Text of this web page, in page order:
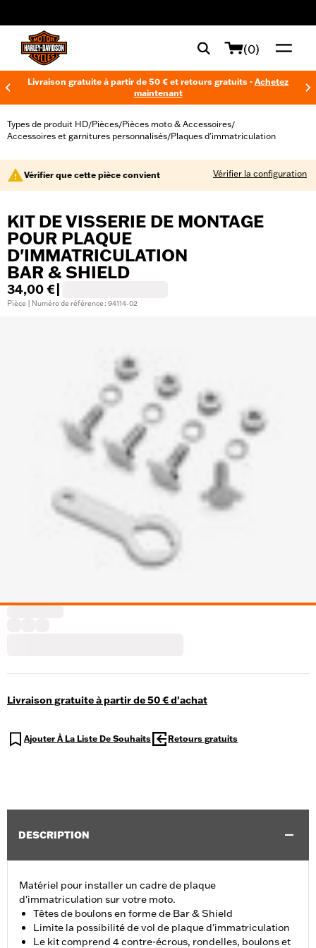
(0)
Livraison gratuite à partir de 50 € et retours gratuits - Achetez
maintenant
Types de produit HD/Pièces/Pièces moto & Accessoires/
Accessoires et garnitures personnalisés/Plaques d'immatriculation
Vérifier que cette pièce convient Vérifier la configuration
KIT DE VISSERIE DE MONTAGE
POUR PLAQUE
D'IMMATRICULATION
BAR & SHIELD
34,00 €
Pièce | Numéro de référence : 94114-02
Livraison gratuite à partir de 50 € d'achat
Ajouter À La Liste De Souhaits Retours gratuits
DESCRIPTION
Matériel pour installer un cadre de plaque
d'immatriculation sur votre moto.
Têtes de boulons en forme de Bar & Shield
Limite la possibilité de vol de plaque d'immatriculation
Le kit comprend 4 contre-écrous, rondelles, boulons et